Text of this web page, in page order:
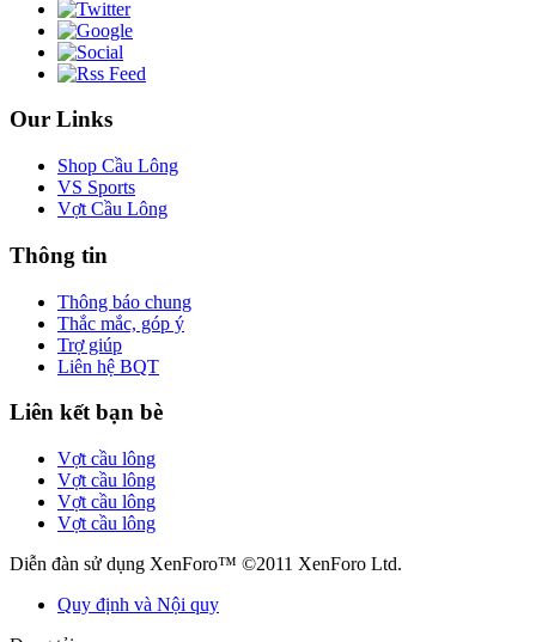
Our Links
Shop Cầu Lông
VS Sports
Vợt Cầu Lông
Thông tin
Thông báo chung
Thắc mắc, góp ý
Trợ giúp
Liên hệ BQT
Liên kết bạn bè
Vợt cầu lông
Vợt cầu lông
Vợt cầu lông
Vợt cầu lông
Diễn đàn sử dụng XenForo™ ©2011 XenForo Ltd.
Quy định và Nội quy